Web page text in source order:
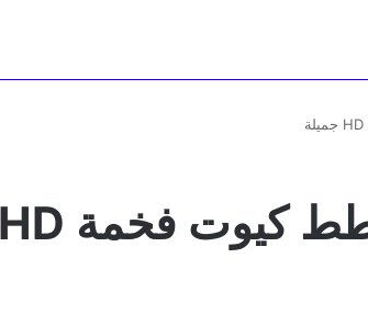
صور قطط خلفيات قطط كيوت فخمة HD